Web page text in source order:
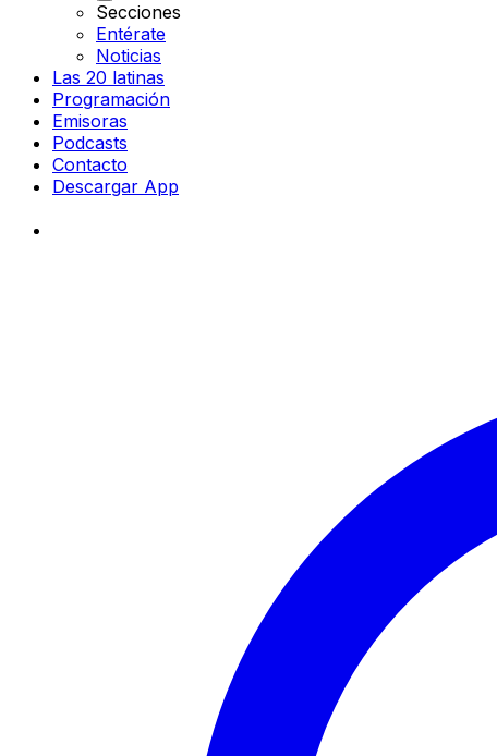
Secciones
Entérate
Noticias
Las 20 latinas
Programación
Emisoras
Podcasts
Contacto
Descargar App